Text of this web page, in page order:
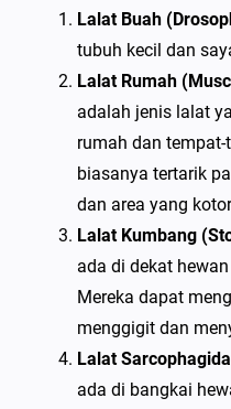
Lalat Buah
tubuh kecil dan
Lalat Rumah
adalah jenis lalat
rumah dan
biasanya tertarik
dan area yang
Lalat Kumbang
ada di dekat
Mereka dapat
menggigit dan
Lalat
ada di bangkai